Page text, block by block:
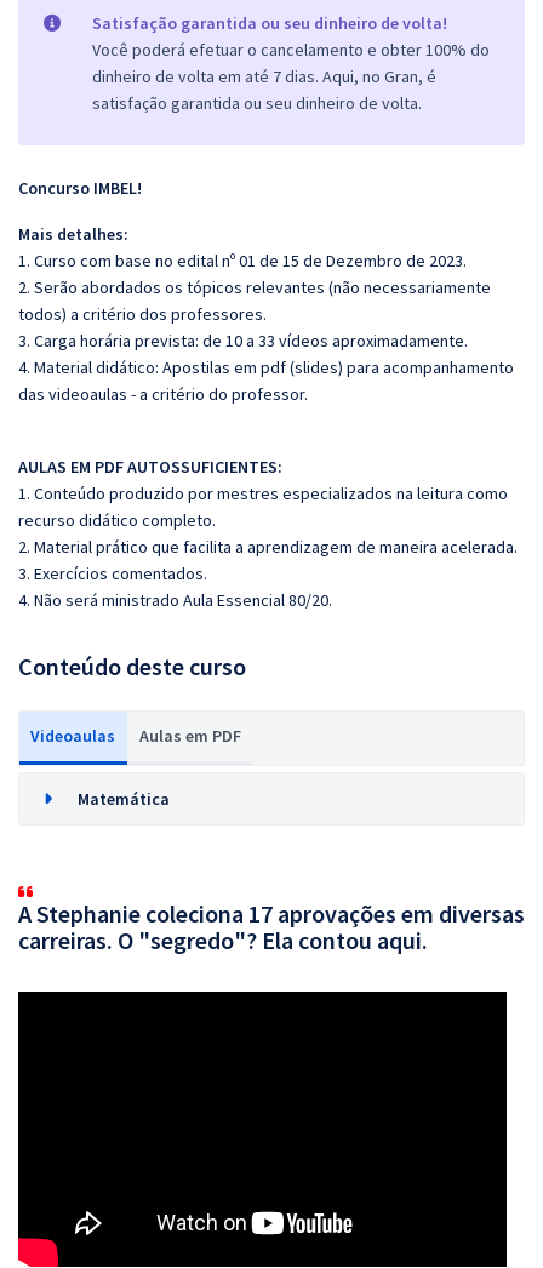
Satisfação garantida ou seu dinheiro de volta!
Você poderá efetuar o cancelamento e obter 100% do
dinheiro de volta em até 7 dias. Aqui, no Gran, é
satisfação garantida ou seu dinheiro de volta.
Concurso IMBEL!
Mais detalhes:
1. Curso com base no edital nº 01 de 15 de Dezembro de 2023.
2. Serão abordados os tópicos relevantes (não necessariamente
todos) a critério dos professores.
3. Carga horária prevista: de 10 a 33 vídeos aproximadamente.
4. Material didático: Apostilas em pdf (slides) para acompanhamento
das videoaulas - a critério do professor.
AULAS EM PDF AUTOSSUFICIENTES:
1. Conteúdo produzido por mestres especializados na leitura como
recurso didático completo.
2. Material prático que facilita a aprendizagem de maneira acelerada.
3. Exercícios comentados.
4. Não será ministrado Aula Essencial 80/20.
Conteúdo deste curso
Videoaulas Aulas em PDF
Matemática
A Stephanie coleciona 17 aprovações em diversas
carreiras. O "segredo"? Ela contou aqui.